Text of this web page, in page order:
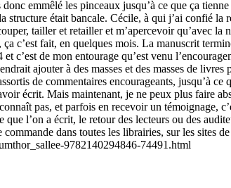
emmêlé les pinceaux jusqu’à ce que ça
était bancale. Cécile, à qui j’ai confié
tailler et retailler et m’apercevoir qu’avec
c’est fait, en quelques mois. La manuscrit
c’est de mon entourage qu’est venu
ajouter à des masses et des masses de
de commentaires encourageants, jusqu’à
écrit. Mais maintenant, je ne peux plus faire
pas, et parfois en recevoir un témoignage,
l’on a écrit, le retour des lecteurs ou des
dans toutes les librairies, sur les sites
9782140294846-74491.html